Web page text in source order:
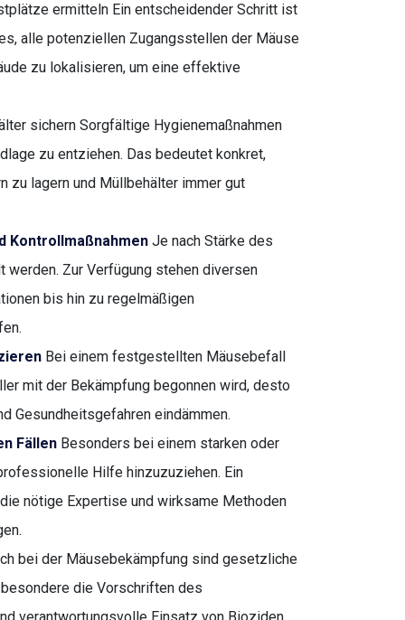
ermitteln Ein entscheidender Schritt ist
alle potenziellen Zugangsstellen der Mäuse
zu lokalisieren, um eine effektive
sichern Sorgfältige Hygienemaßnahmen
zu entziehen. Das bedeutet konkret,
zu lagern und Müllbehälter immer gut
Kontrollmaßnahmen Je nach Stärke des
Zur Verfügung stehen diversen
bis hin zu regelmäßigen
Bei einem festgestellten Mäusebefall
mit der Bekämpfung begonnen wird, desto
Gesundheitsgefahren eindämmen.
Fällen Besonders bei einem starken oder
Hilfe hinzuzuziehen. Ein
nötige Expertise und wirksame Methoden
bei der Mäusebekämpfung sind gesetzliche
die Vorschriften des